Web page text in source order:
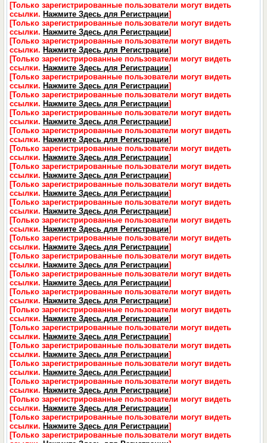
[Только зарегистрированные пользователи могут видеть
ссылки. Нажмите Здесь для Регистрации]
[Только зарегистрированные пользователи могут видеть
ссылки. Нажмите Здесь для Регистрации]
[Только зарегистрированные пользователи могут видеть
ссылки. Нажмите Здесь для Регистрации]
[Только зарегистрированные пользователи могут видеть
ссылки. Нажмите Здесь для Регистрации]
[Только зарегистрированные пользователи могут видеть
ссылки. Нажмите Здесь для Регистрации]
[Только зарегистрированные пользователи могут видеть
ссылки. Нажмите Здесь для Регистрации]
[Только зарегистрированные пользователи могут видеть
ссылки. Нажмите Здесь для Регистрации]
[Только зарегистрированные пользователи могут видеть
ссылки. Нажмите Здесь для Регистрации]
[Только зарегистрированные пользователи могут видеть
ссылки. Нажмите Здесь для Регистрации]
[Только зарегистрированные пользователи могут видеть
ссылки. Нажмите Здесь для Регистрации]
[Только зарегистрированные пользователи могут видеть
ссылки. Нажмите Здесь для Регистрации]
[Только зарегистрированные пользователи могут видеть
ссылки. Нажмите Здесь для Регистрации]
[Только зарегистрированные пользователи могут видеть
ссылки. Нажмите Здесь для Регистрации]
[Только зарегистрированные пользователи могут видеть
ссылки. Нажмите Здесь для Регистрации]
[Только зарегистрированные пользователи могут видеть
ссылки. Нажмите Здесь для Регистрации]
[Только зарегистрированные пользователи могут видеть
ссылки. Нажмите Здесь для Регистрации]
[Только зарегистрированные пользователи могут видеть
ссылки. Нажмите Здесь для Регистрации]
[Только зарегистрированные пользователи могут видеть
ссылки. Нажмите Здесь для Регистрации]
[Только зарегистрированные пользователи могут видеть
ссылки. Нажмите Здесь для Регистрации]
[Только зарегистрированные пользователи могут видеть
ссылки. Нажмите Здесь для Регистрации]
[Только зарегистрированные пользователи могут видеть
ссылки. Нажмите Здесь для Регистрации]
[Только зарегистрированные пользователи могут видеть
ссылки. Нажмите Здесь для Регистрации]
[Только зарегистрированные пользователи могут видеть
ссылки. Нажмите Здесь для Регистрации]
[Только зарегистрированные пользователи могут видеть
ссылки. Нажмите Здесь для Регистрации]
[Только зарегистрированные пользователи могут видеть